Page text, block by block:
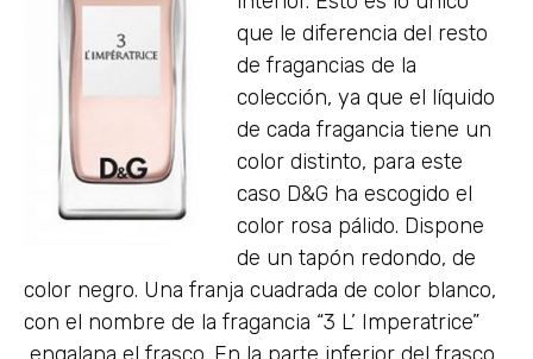
que le diferencia del resto
de fragancias de la
colección, ya que el líquido
de cada fragancia tiene un
color distinto, para este
caso D&G ha escogido el
color rosa pálido. Dispone
de un tapón redondo, de
color negro. Una franja cuadrada de color blanco,
con el nombre de la fragancia “3 L’ Imperatrice”